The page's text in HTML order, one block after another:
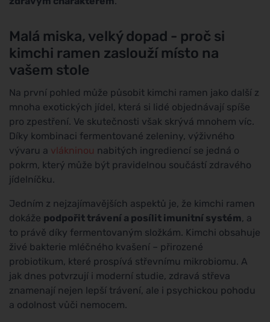
Malá miska, velký dopad - proč si
kimchi ramen zaslouží místo na
vašem stole
Na první pohled může působit kimchi ramen jako další z
mnoha exotických jídel, která si lidé objednávají spíše
pro zpestření. Ve skutečnosti však skrývá mnohem víc.
Díky kombinaci fermentované zeleniny, výživného
vývaru a vlákninou nabitých ingrediencí se jedná o
pokrm, který může být pravidelnou součástí zdravého
jídelníčku.
Jedním z nejzajímavějších aspektů je, že kimchi ramen
dokáže podpořit trávení a posílit imunitní systém, a
to právě díky fermentovaným složkám. Kimchi obsahuje
živé bakterie mléčného kvašení – přirozené
probiotikum, které prospívá střevnímu mikrobiomu. A
jak dnes potvrzují i moderní studie, zdravá střeva
znamenají nejen lepší trávení, ale i psychickou pohodu
a odolnost vůči nemocem.